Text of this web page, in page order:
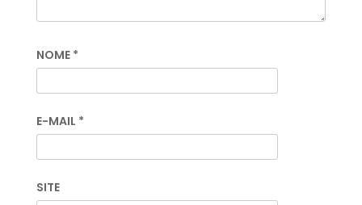
NOME *
E-MAIL *
SITE